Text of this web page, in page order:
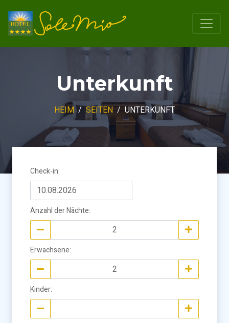
Unterkunft
HEIM SEITEN UNTERKUNFT
Check-in:
Anzahl der Nächte:
Erwachsene:
Kinder: